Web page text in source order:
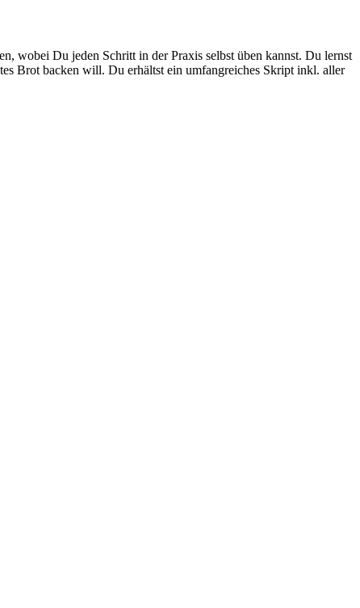
wobei Du jeden Schritt in der Praxis selbst üben kannst. Du lernst
Brot backen will. Du erhältst ein umfangreiches Skript inkl. aller